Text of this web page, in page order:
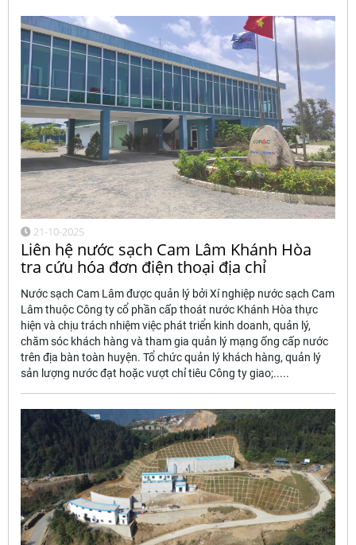
21-10-2025
Liên hệ nước sạch Cam Lâm Khánh Hòa
tra cứu hóa đơn điện thoại địa chỉ
Nước sạch Cam Lâm được quản lý bởi Xí nghiệp nước sạch Cam
Lâm thuộc Công ty cổ phần cấp thoát nước Khánh Hòa thực
hiện và chịu trách nhiệm việc phát triển kinh doanh, quản lý,
chăm sóc khách hàng và tham gia quản lý mạng ống cấp nước
trên địa bàn toàn huyện. Tổ chức quản lý khách hàng, quản lý
sản lượng nước đạt hoặc vượt chỉ tiêu Công ty giao;.....